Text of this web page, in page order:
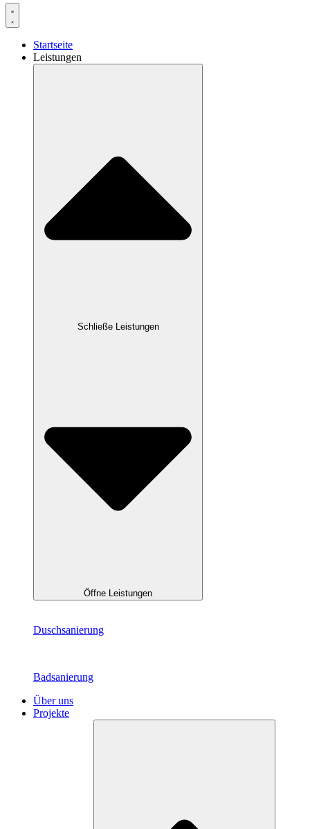
Startseite
Leistungen
Schließe Leistungen
Öffne Leistungen
Duschsanierung
Badsanierung
Über uns
Projekte